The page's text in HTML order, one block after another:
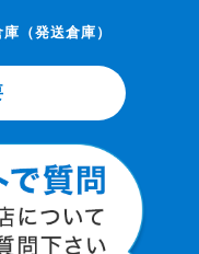
（発送倉庫）